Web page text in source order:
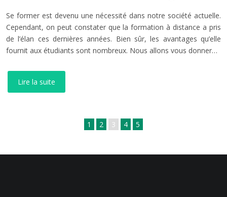
Se former est devenu une nécessité dans notre société actuelle.
Cependant, on peut constater que la formation à distance a pris
de l’élan ces dernières années. Bien sûr, les avantages qu’elle
fournit aux étudiants sont nombreux. Nous allons vous donner…
Lire la suite
1 2 3 4 5